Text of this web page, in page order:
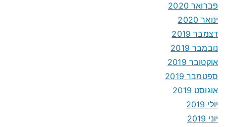
פברואר 2020
ינואר 2020
דצמבר 2019
נובמבר 2019
אוקטובר 2019
ספטמבר 2019
אוגוסט 2019
יולי 2019
יוני 2019